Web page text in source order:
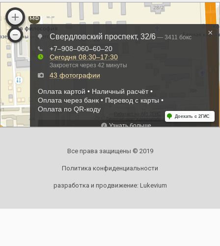
Все права защищены © 2019
Политика конфиденциальности
разработка и продвижение: Lukevium